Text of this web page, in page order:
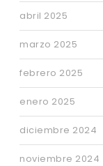
abril 2025
marzo 2025
febrero 2025
enero 2025
diciembre 2024
noviembre 2024